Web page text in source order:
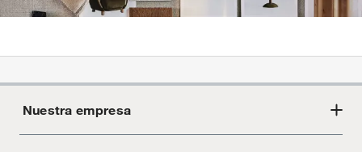
Nuestra empresa